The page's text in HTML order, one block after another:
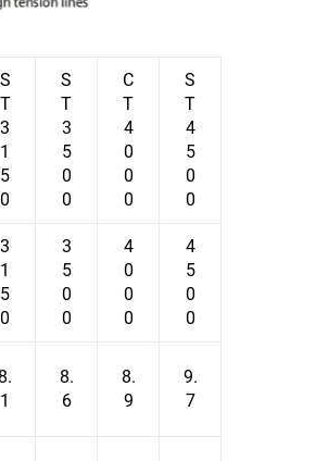
S
T
3
1
5
0
S
T
3
5
0
0
С
Т
4
0
0
0
S
T
4
5
0
0
3
1
5
0
3
5
0
0
4
0
0
0
4
5
0
0
8.
1
8.
6
8.
9
9.
7